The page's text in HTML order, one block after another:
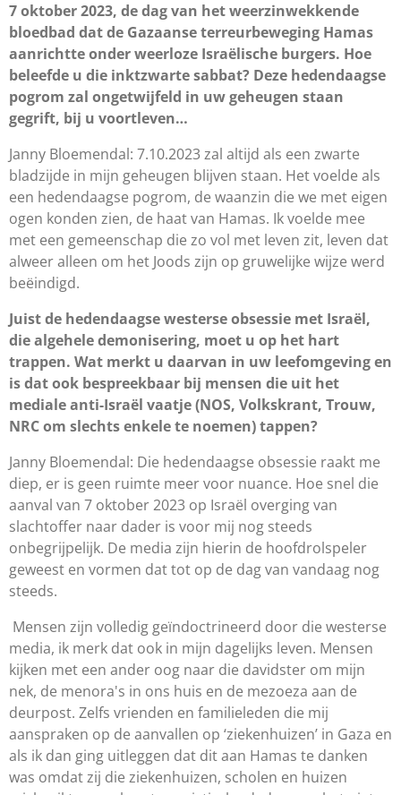
7 oktober 2023, de dag van het weerzinwekkende
bloedbad dat de Gazaanse terreurbeweging Hamas
aanrichtte onder weerloze Israëlische burgers. Hoe
beleefde u die inktzwarte sabbat? Deze hedendaagse
pogrom zal ongetwijfeld in uw geheugen staan
gegrift, bij u voortleven…
Janny Bloemendal: 7.10.2023 zal altijd als een zwarte
bladzijde in mijn geheugen blijven staan. Het voelde als
een hedendaagse pogrom, de waanzin die we met eigen
ogen konden zien, de haat van Hamas. Ik voelde mee
met een gemeenschap die zo vol met leven zit, leven dat
alweer alleen om het Joods zijn op gruwelijke wijze werd
beëindigd.
Juist de hedendaagse westerse obsessie met Israël,
die algehele demonisering, moet u op het hart
trappen. Wat merkt u daarvan in uw leefomgeving en
is dat ook bespreekbaar bij mensen die uit het
mediale anti-Israël vaatje (NOS, Volkskrant, Trouw,
NRC om slechts enkele te noemen) tappen?
Janny Bloemendal: Die hedendaagse obsessie raakt me
diep, er is geen ruimte meer voor nuance. Hoe snel die
aanval van 7 oktober 2023 op Israël overging van
slachtoffer naar dader is voor mij nog steeds
onbegrijpelijk. De media zijn hierin de hoofdrolspeler
geweest en vormen dat tot op de dag van vandaag nog
steeds.
Mensen zijn volledig geïndoctrineerd door die westerse
media, ik merk dat ook in mijn dagelijks leven. Mensen
kijken met een ander oog naar die davidster om mijn
nek, de menora's in ons huis en de mezoeza aan de
deurpost. Zelfs vrienden en familieleden die mij
aanspraken op de aanvallen op ‘ziekenhuizen’ in Gaza en
als ik dan ging uitleggen dat dit aan Hamas te danken
was omdat zij die ziekenhuizen, scholen en huizen